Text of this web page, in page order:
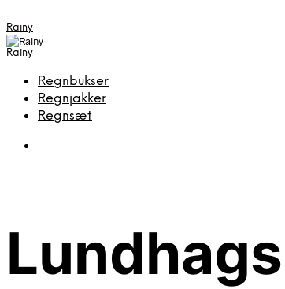
Rainy
Rainy
Regnbukser
Regnjakker
Regnsæt